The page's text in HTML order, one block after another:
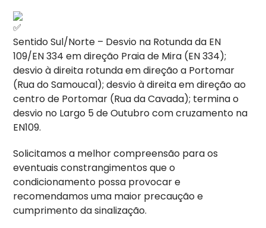
Sentido Sul/Norte – Desvio na Rotunda da EN
109/EN 334 em direção Praia de Mira (EN 334);
desvio à direita rotunda em direção a Portomar
(Rua do Samoucal); desvio à direita em direção ao
centro de Portomar (Rua da Cavada); termina o
desvio no Largo 5 de Outubro com cruzamento na
EN109.
Solicitamos a melhor compreensão para os
eventuais constrangimentos que o
condicionamento possa provocar e
recomendamos uma maior precaução e
cumprimento da sinalização.